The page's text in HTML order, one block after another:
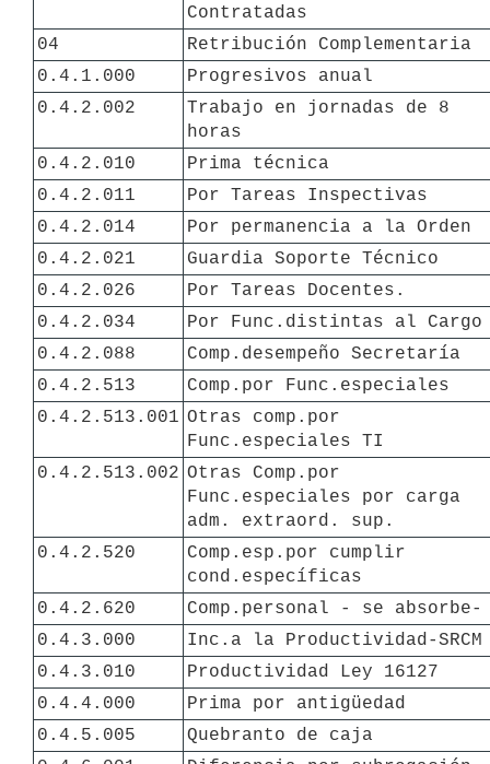
Contratadas
04
Retribución Complementaria
0.4.1.000
Progresivos anual
0.4.2.002
Trabajo en jornadas de 8
horas
0.4.2.010
Prima técnica
0.4.2.011
Por Tareas Inspectivas
0.4.2.014
Por permanencia a la Orden
0.4.2.021
Guardia Soporte Técnico
0.4.2.026
Por Tareas Docentes.
0.4.2.034
Por Func.distintas al Cargo
0.4.2.088
Comp.desempeño Secretaría
0.4.2.513
Comp.por Func.especiales
0.4.2.513.001 Otras comp.por
Func.especiales TI
0.4.2.513.002 Otras Comp.por
Func.especiales por carga
adm. extraord. sup.
0.4.2.520
Comp.esp.por cumplir
cond.específicas
0.4.2.620
Comp.personal - se absorbe-
0.4.3.000
Inc.a la Productividad-SRCM
0.4.3.010
Productividad Ley 16127
0.4.4.000
Prima por antigüedad
0.4.5.005
Quebranto de caja